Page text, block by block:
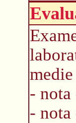
- nota
- nota